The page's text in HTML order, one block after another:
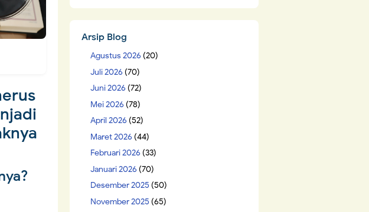
Arsip Blog
Agustus 2026 (20)
Juli 2026 (70)
Juni 2026 (72)
Mei 2026 (78)
April 2026 (52)
Maret 2026 (44)
Februari 2026 (33)
Januari 2026 (70)
Desember 2025 (50)
November 2025 (65)